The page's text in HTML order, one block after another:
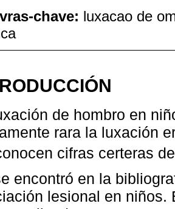
chave: luxacao de
de hombro en
rara la luxación
cifras certeras
encontró en la
lesional en niños.